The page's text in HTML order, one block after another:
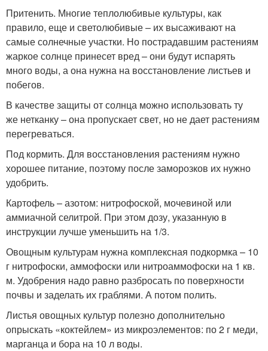
Притенить. Многие теплолюбивые культуры, как
правило, еще и светолюбивые – их высаживают на
самые солнечные участки. Но пострадавшим растениям
жаркое солнце принесет вред – они будут испарять
много воды, а она нужна на восстановление листьев и
побегов.
В качестве защиты от солнца можно использовать ту
же нетканку – она пропускает свет, но не дает растениям
перегреваться.
Под кормить. Для восстановления растениям нужно
хорошее питание, поэтому после заморозков их нужно
удобрить.
Картофель – азотом: нитрофоской, мочевиной или
аммиачной селитрой. При этом дозу, указанную в
инструкции лучше уменьшить на 1/3.
Овощным культурам нужна комплексная подкормка – 10
г нитрофоски, аммофоски или нитроаммофоски на 1 кв.
м. Удобрения надо равно разбросать по поверхности
почвы и заделать их граблями. А потом полить.
Листья овощных культур полезно дополнительно
опрыскать «коктейлем» из микроэлементов: по 2 г меди,
марганца и бора на 10 л воды.